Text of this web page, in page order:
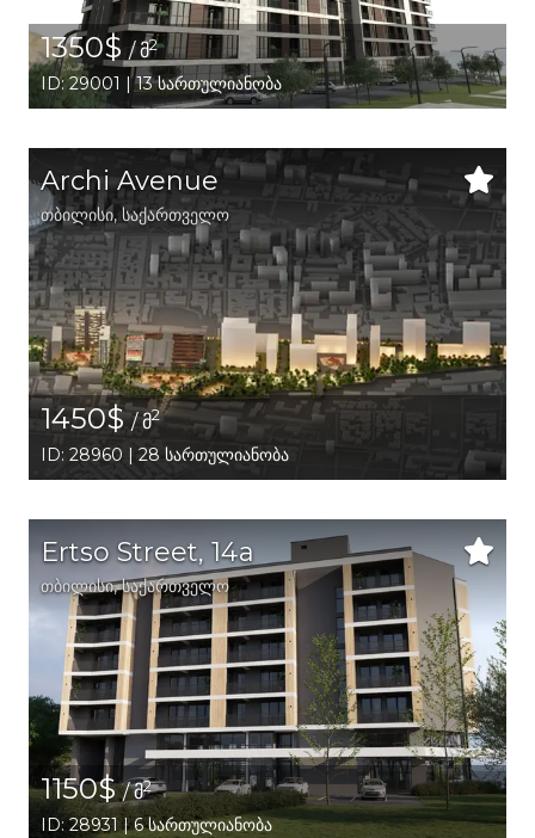
1350$/ მ2
ID: 29001 | 13 სართულიანობა
Archi Avenue
თბილისი,საქართველო
1450$/ მ2
ID: 28960 | 28 სართულიანობა
Ertso Street, 14a
თბილისი,საქართველო
1150$/ მ2
ID: 28931 | 6 სართულიანობა